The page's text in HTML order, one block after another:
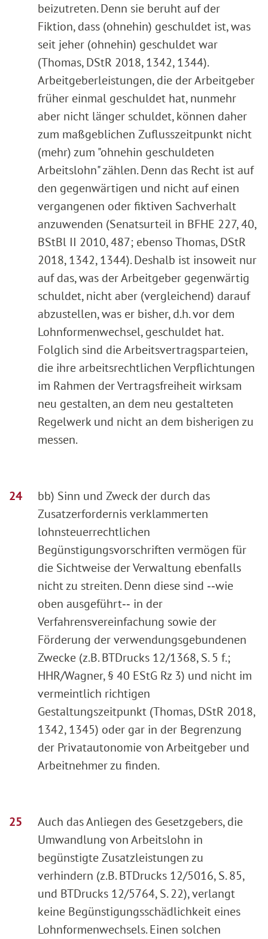
beizutreten. Denn sie beruht auf der
Fiktion, dass (ohnehin) geschuldet ist, was
seit jeher (ohnehin) geschuldet war
(Thomas, DStR 2018, 1342, 1344).
Arbeitgeberleistungen, die der Arbeitgeber
früher einmal geschuldet hat, nunmehr
aber nicht länger schuldet, können daher
zum maßgeblichen Zuflusszeitpunkt nicht
(mehr) zum "ohnehin geschuldeten
Arbeitslohn" zählen. Denn das Recht ist auf
den gegenwärtigen und nicht auf einen
vergangenen oder fiktiven Sachverhalt
anzuwenden (Senatsurteil in BFHE 227, 40,
BStBl II 2010, 487; ebenso Thomas, DStR
2018, 1342, 1344). Deshalb ist insoweit nur
auf das, was der Arbeitgeber gegenwärtig
schuldet, nicht aber (vergleichend) darauf
abzustellen, was er bisher, d.h. vor dem
Lohnformenwechsel, geschuldet hat.
Folglich sind die Arbeitsvertragsparteien,
die ihre arbeitsrechtlichen Verpflichtungen
im Rahmen der Vertragsfreiheit wirksam
neu gestalten, an dem neu gestalteten
Regelwerk und nicht an dem bisherigen zu
messen.
bb) Sinn und Zweck der durch das
Zusatzerfordernis verklammerten
lohnsteuerrechtlichen
Begünstigungsvorschriften vermögen für
die Sichtweise der Verwaltung ebenfalls
nicht zu streiten. Denn diese sind ‑‑wie
oben ausgeführt‑‑ in der
Verfahrensvereinfachung sowie der
Förderung der verwendungsgebundenen
Zwecke (z.B. BTDrucks 12/1368, S. 5 f.;
HHR/Wagner, § 40 EStG Rz 3) und nicht im
vermeintlich richtigen
Gestaltungszeitpunkt (Thomas, DStR 2018,
1342, 1345) oder gar in der Begrenzung
der Privatautonomie von Arbeitgeber und
Arbeitnehmer zu finden.
Auch das Anliegen des Gesetzgebers, die
Umwandlung von Arbeitslohn in
begünstigte Zusatzleistungen zu
verhindern (z.B. BTDrucks 12/5016, S. 85,
und BTDrucks 12/5764, S. 22), verlangt
keine Begünstigungsschädlichkeit eines
Lohnformenwechsels. Einen solchen